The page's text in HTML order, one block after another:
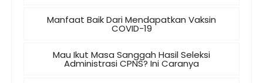
Manfaat Baik Dari Mendapatkan Vaksin
COVID-19
Mau Ikut Masa Sanggah Hasil Seleksi
Administrasi CPNS? Ini Caranya